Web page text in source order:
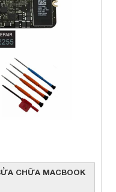
CHỮA MACBOOK